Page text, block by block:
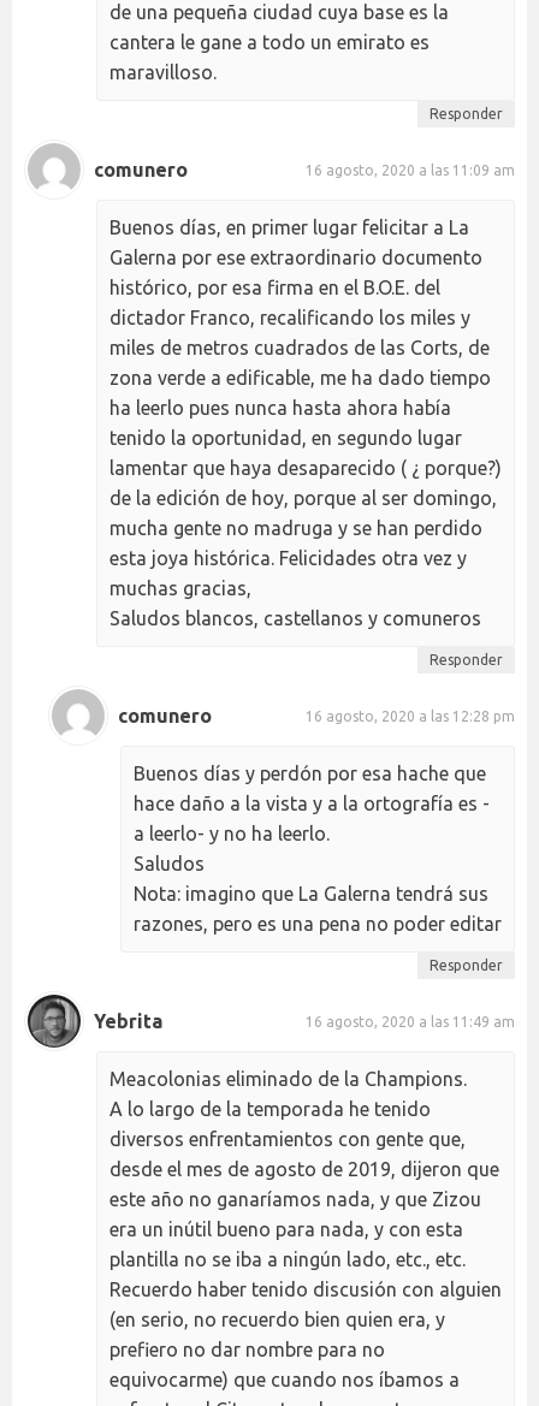
de una pequeña ciudad cuya base es la
cantera le gane a todo un emirato es
maravilloso.
Responder
comunero 16 agosto, 2020 a las 11:09 am
Buenos días, en primer lugar felicitar a La
Galerna por ese extraordinario documento
histórico, por esa firma en el B.O.E. del
dictador Franco, recalificando los miles y
miles de metros cuadrados de las Corts, de
zona verde a edificable, me ha dado tiempo
ha leerlo pues nunca hasta ahora había
tenido la oportunidad, en segundo lugar
lamentar que haya desaparecido ( ¿ porque?)
de la edición de hoy, porque al ser domingo,
mucha gente no madruga y se han perdido
esta joya histórica. Felicidades otra vez y
muchas gracias,
Saludos blancos, castellanos y comuneros
Responder
comunero 16 agosto, 2020 a las 12:28 pm
Buenos días y perdón por esa hache que
hace daño a la vista y a la ortografía es -
a leerlo- y no ha leerlo.
Saludos
Nota: imagino que La Galerna tendrá sus
razones, pero es una pena no poder editar
Responder
Yebrita 16 agosto, 2020 a las 11:49 am
Meacolonias eliminado de la Champions.
A lo largo de la temporada he tenido
diversos enfrentamientos con gente que,
desde el mes de agosto de 2019, dijeron que
este año no ganaríamos nada, y que Zizou
era un inútil bueno para nada, y con esta
plantilla no se iba a ningún lado, etc., etc.
Recuerdo haber tenido discusión con alguien
(en serio, no recuerdo bien quien era, y
prefiero no dar nombre para no
equivocarme) que cuando nos íbamos a